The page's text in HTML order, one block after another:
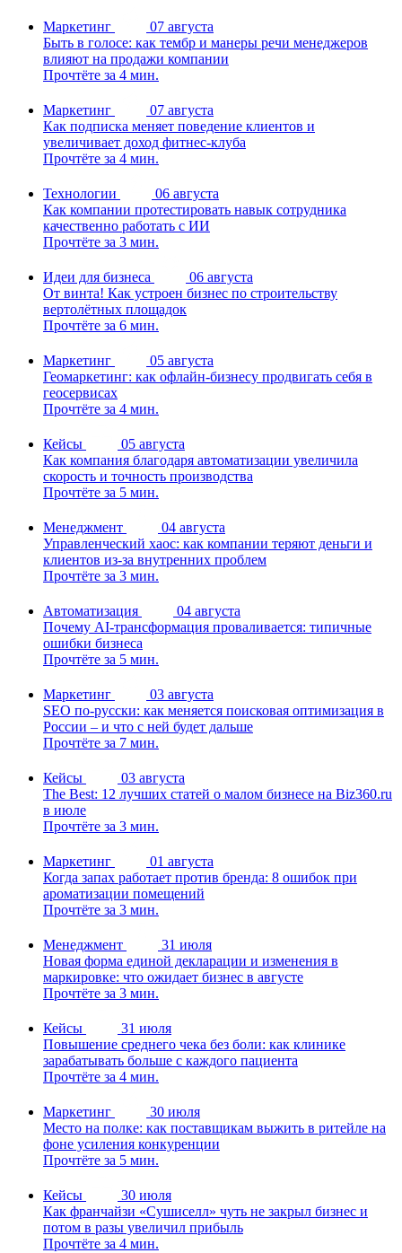
Маркетинг
07 августа
Быть в голосе: как тембр и манеры речи менеджеров
влияют на продажи компании
Прочтёте за 4 мин.
Маркетинг
07 августа
Как подписка меняет поведение клиентов и
увеличивает доход фитнес-клуба
Прочтёте за 4 мин.
Технологии
06 августа
Как компании протестировать навык сотрудника
качественно работать с ИИ
Прочтёте за 3 мин.
Идеи для бизнеса
06 августа
От винта! Как устроен бизнес по строительству
вертолётных площадок
Прочтёте за 6 мин.
Маркетинг
05 августа
Геомаркетинг: как офлайн-бизнесу продвигать себя в
геосервисах
Прочтёте за 4 мин.
Кейсы
05 августа
Как компания благодаря автоматизации увеличила
скорость и точность производства
Прочтёте за 5 мин.
Менеджмент
04 августа
Управленческий хаос: как компании теряют деньги и
клиентов из-за внутренних проблем
Прочтёте за 3 мин.
Автоматизация
04 августа
Почему AI-трансформация проваливается: типичные
ошибки бизнеса
Прочтёте за 5 мин.
Маркетинг
03 августа
SEO по-русски: как меняется поисковая оптимизация в
России – и что с ней будет дальше
Прочтёте за 7 мин.
Кейсы
03 августа
The Best: 12 лучших статей о малом бизнесе на Biz360.ru
в июле
Прочтёте за 3 мин.
Маркетинг
01 августа
Когда запах работает против бренда: 8 ошибок при
ароматизации помещений
Прочтёте за 3 мин.
Менеджмент
31 июля
Новая форма единой декларации и изменения в
маркировке: что ожидает бизнес в августе
Прочтёте за 3 мин.
Кейсы
31 июля
Повышение среднего чека без боли: как клинике
зарабатывать больше с каждого пациента
Прочтёте за 4 мин.
Маркетинг
30 июля
Место на полке: как поставщикам выжить в ритейле на
фоне усиления конкуренции
Прочтёте за 5 мин.
Кейсы
30 июля
Как франчайзи «Сушиселл» чуть не закрыл бизнес и
потом в разы увеличил прибыль
Прочтёте за 4 мин.